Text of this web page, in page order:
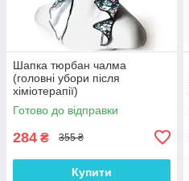
Шапка тюрбан чалма
(головні убори після
хіміотерапії)
Готово до відправки
284 ₴ 355 ₴
Купити